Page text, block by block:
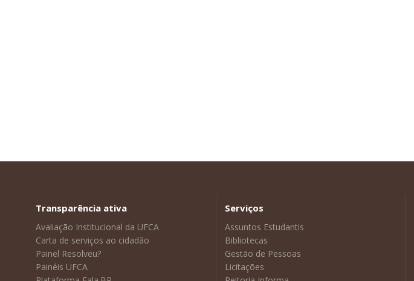
Transparência ativa
Avaliação Institucional da UFCA
Carta de serviços ao cidadão
Painel Resolveu?
Painéis UFCA
Serviços
Assuntos Estudantis
Bibliotecas
Gestão de Pessoas
Licitações